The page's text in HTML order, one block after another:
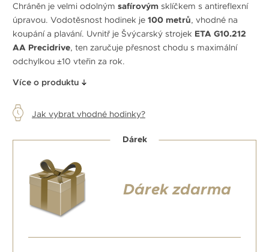
Chráněn je velmi odolným safírovým sklíčkem s antireflexní
úpravou. Vodotěsnost hodinek je 100 metrů, vhodné na
koupání a plavání. Uvnitř je Švýcarský strojek ETA G10.212
AA Precidrive, ten zaručuje přesnost chodu s maximální
odchylkou ±10 vteřin za rok.
Více o produktu
Jak vybrat vhodné hodinky?
Dárek
Dárek zdarma